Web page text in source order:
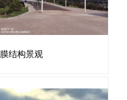
膜结构景观